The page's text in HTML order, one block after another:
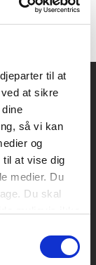
til at
at sikre
så vi kan
og
til at vise dig
medier. Du
Du skal